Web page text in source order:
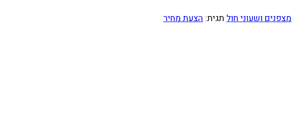
מצפנים ושעוני חול תגית: הצעת מחיר